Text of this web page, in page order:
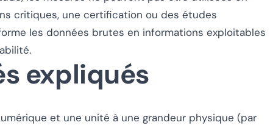
critiques, une certification ou des études
les données brutes en informations exploitables
expliqués
et une unité à une grandeur physique (par